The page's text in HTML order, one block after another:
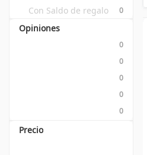
Con Saldo de regalo 0
Opiniones
0
0
0
0
0
Precio